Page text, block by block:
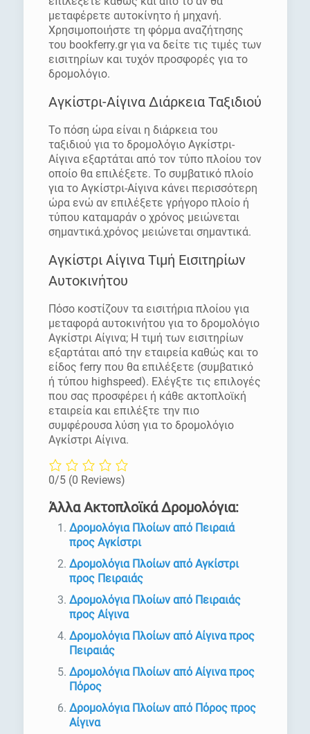
μεταφέρετε αυτοκίνητο ή μηχανή.
Χρησιμοποιήστε τη φόρμα αναζήτησης
του bookferry.gr για να δείτε τις τιμές των
εισιτηρίων και τυχόν προσφορές για το
δρομολόγιο.
Αγκίστρι-Αίγινα Διάρκεια Ταξιδιού
Το πόση ώρα είναι η διάρκεια του
ταξιδιού για το δρομολόγιο Αγκίστρι-
Αίγινα εξαρτάται από τον τύπο πλοίου τον
οποίο θα επιλέξετε. Το συμβατικό πλοίο
για το Αγκίστρι-Αίγινα κάνει περισσότερη
ώρα ενώ αν επιλέξετε γρήγορο πλοίο ή
τύπου καταμαράν ο χρόνος μειώνεται
σημαντικά.χρόνος μειώνεται σημαντικά.
Αγκίστρι Αίγινα Τιμή Εισιτηρίων
Αυτοκινήτου
Πόσο κοστίζουν τα εισιτήρια πλοίου για
μεταφορά αυτοκινήτου για το δρομολόγιο
Αγκίστρι Αίγινα; Η τιμή των εισιτηρίων
εξαρτάται από την εταιρεία καθώς και το
είδος ferry που θα επιλέξετε (συμβατικό
ή τύπου highspeed). Ελέγξτε τις επιλογές
που σας προσφέρει ή κάθε ακτοπλοϊκή
εταιρεία και επιλέξτε την πιο
συμφέρουσα λύση για το δρομολόγιο
Αγκίστρι Αίγινα.
0/5 (0 Reviews)
Άλλα Ακτοπλοϊκά Δρομολόγια:
Δρομολόγια Πλοίων από Πειραιά
προς Αγκίστρι
Δρομολόγια Πλοίων από Αγκίστρι
προς Πειραιάς
Δρομολόγια Πλοίων από Πειραιάς
προς Αίγινα
Δρομολόγια Πλοίων από Αίγινα προς
Πειραιάς
Δρομολόγια Πλοίων από Αίγινα προς
Πόρος
Δρομολόγια Πλοίων από Πόρος προς
Αίγινα